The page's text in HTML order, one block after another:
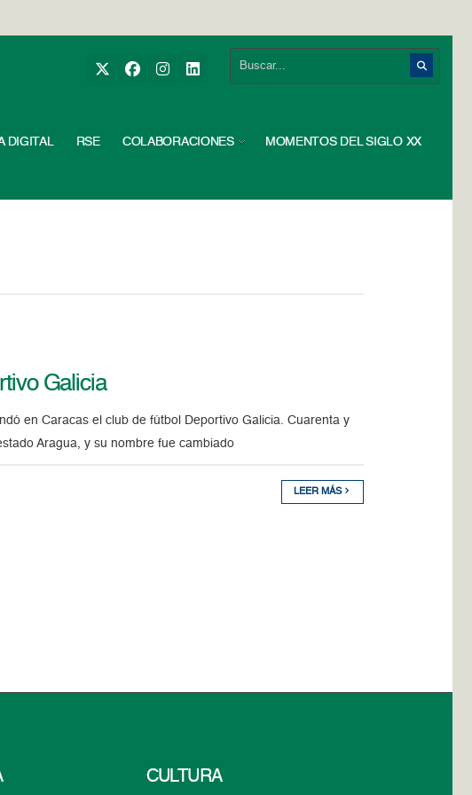
DIGITAL RSE COLABORACIONES MOMENTOS DEL SIGLO XX
Galicia
en Caracas el club de fútbol Deportivo Galicia. Cuarenta y
Aragua, y su nombre fue cambiado
LEER MÁS
CULTURA